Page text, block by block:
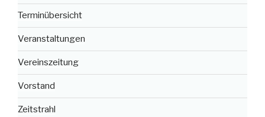
Terminübersicht
Veranstaltungen
Vereinszeitung
Vorstand
Zeitstrahl